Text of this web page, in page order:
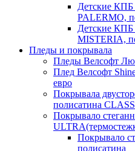
Детские КПБ
PALERMO,
Детские КПБ
MISTERIA,
Пледы и покрывала
Пледы Велсофт
Плед Велсофт
евро
Покрывала
полисатина
Покрывало
Покрывало
полисатина